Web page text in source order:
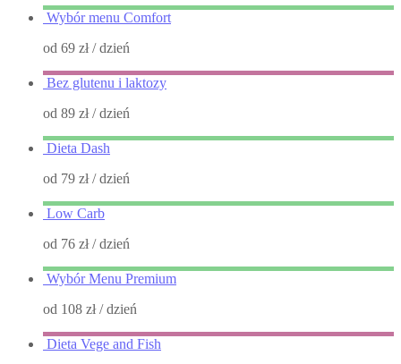
Wybór menu Comfort
od 69 zł/ dzień
Bez glutenu i laktozy
od 89 zł/ dzień
Dieta Dash
od 79 zł/ dzień
Low Carb
od 76 zł/ dzień
Wybór Menu Premium
od 108 zł/ dzień
Dieta Vege and Fish